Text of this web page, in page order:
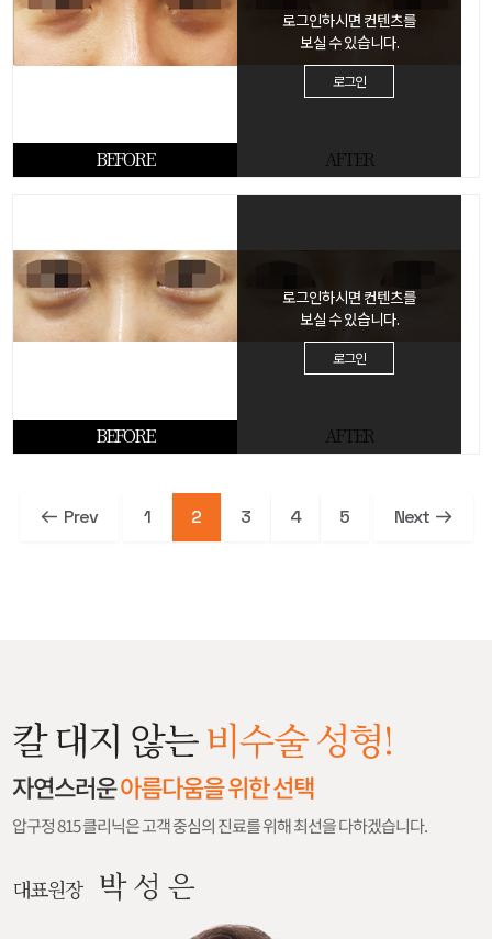
BEFORE AFTER
로그인하시면 컨텐츠를
보실 수 있습니다.
로그인
BEFORE AFTER
로그인하시면 컨텐츠를
보실 수 있습니다.
로그인
Prev 1 2 3 4 5 Next
칼 대지 않는비수술 성형!
자연스러운아름다움을 위한 선택
압구정 815 클리닉은 고객 중심의 진료를 위해 최선을 다하겠습니다.
대표원장 박 성 은